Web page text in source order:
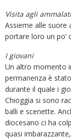
Visita agli ammalati
Assieme alle suore
portare loro un po’
I giovani
Un altro momento
permanenza è
durante il quale i
Chioggia si sono
balli e scenette.
diocesano ci ha
quasi